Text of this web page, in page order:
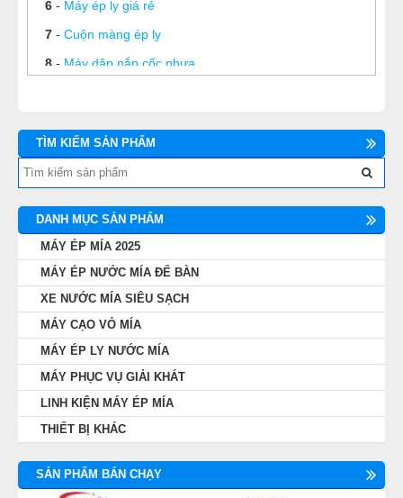
6- Máy ép ly giá rẻ
7- Cuộn màng ép ly
8- Máy dập nắp cốc nhựa
11 -Tổng hợp các dòng máy ép miệng ly trên thị trường
12-Mua máy ép miệng ly đúng giá ở đâu?
TÌM KIẾM SẢN PHẨM
DANH MỤC SẢN PHẨM
MÁY ÉP MÍA 2025
MÁY ÉP NƯỚC MÍA ĐỂ BÀN
XE NƯỚC MÍA SIÊU SẠCH
MÁY CẠO VỎ MÍA
MÁY ÉP LY NƯỚC MÍA
MÁY PHỤC VỤ GIẢI KHÁT
LINH KIỆN MÁY ÉP MÍA
THIẾT BỊ KHÁC
SẢN PHẨM BÁN CHẠY